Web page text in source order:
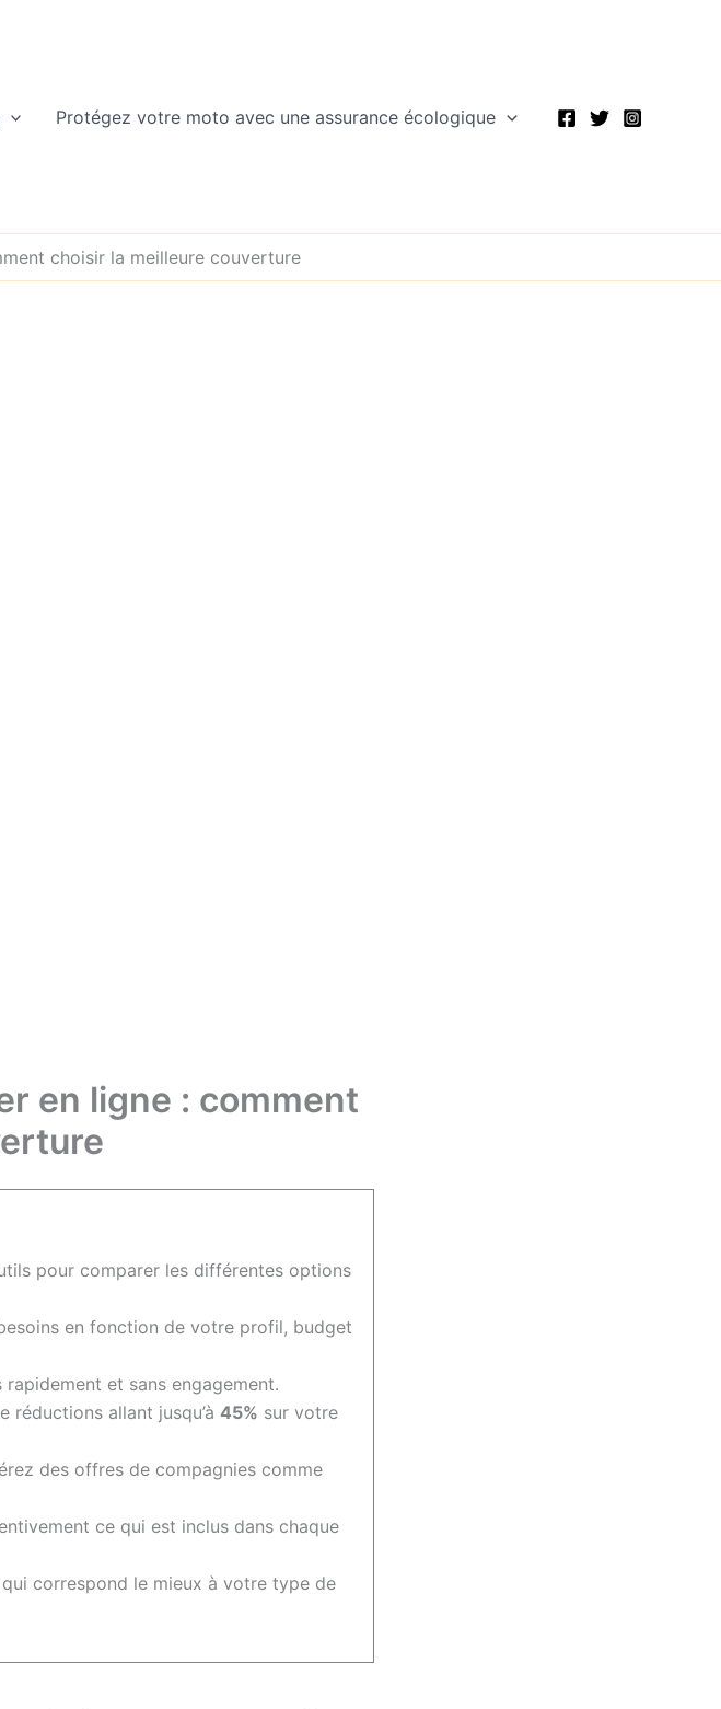
Protégez votre moto avec une assurance écologique
choisir la meilleure couverture
en ligne : comment
pour comparer les différentes options
en fonction de votre profil, budget
rapidement et sans engagement.
réductions allant jusqu’à 45% sur votre
des offres de compagnies comme
ce qui est inclus dans chaque
correspond le mieux à votre type de